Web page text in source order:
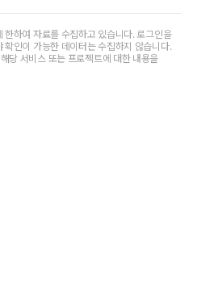
한하여 자료를 수집하고 있습니다. 로그인을
인이 가능한 데이터는 수집하지 않습니다.
당 서비스 또는 프로젝트에 대한 내용을